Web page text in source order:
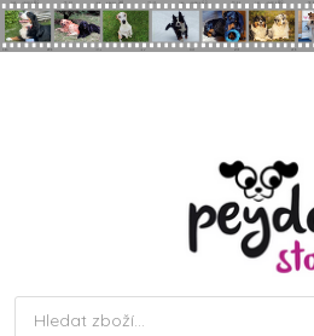
Skip to main content
Products
search